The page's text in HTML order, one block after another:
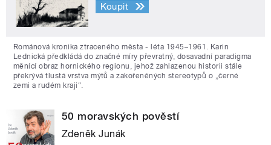
Koupit
Románová kronika ztraceného města - léta 1945–1961. Karin
Lednická předkládá do značné míry převratný, dosavadní paradigma
měnící obraz hornického regionu, jehož zahlazenou historii stále
překrývá tlustá vrstva mýtů a zakořeněných stereotypů o „černé
zemi a rudém kraji“.
50 moravských pověstí
Zdeněk Junák